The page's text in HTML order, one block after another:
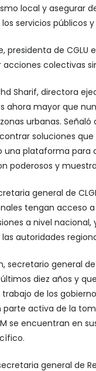
local y asegurar
servicios públicos
presidenta de
colectivas
Sharif, directora
ahora mayor que
urbanas.
soluciones
una plataforma para
poderosos y
general de
tengan acceso
a nivel
autoridades
secretario general
diez años y
de los
parte activa de la
se encuentran en
general de